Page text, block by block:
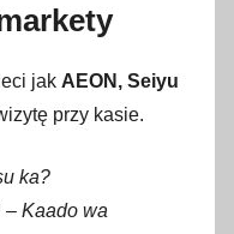
jak AEON, Seiyu
przy kasie.
ka?
– Kaado wa